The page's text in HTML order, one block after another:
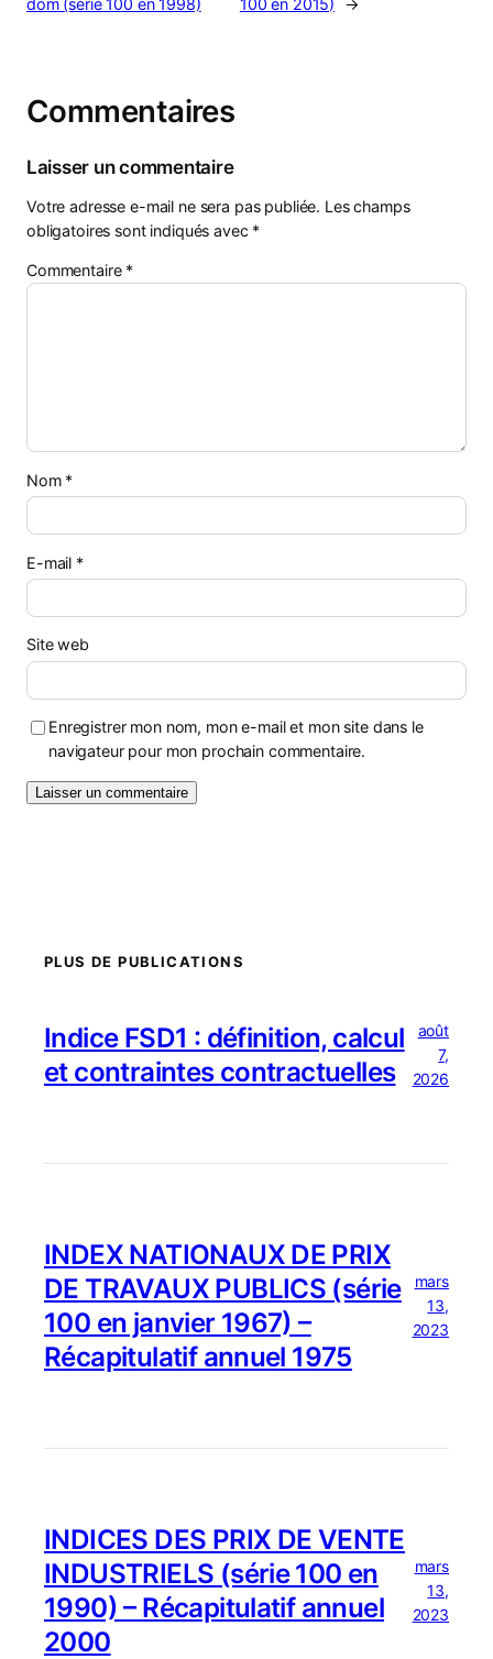
Commentaires
Laisser un commentaire
Votre adresse e-mail ne sera pas publiée. Les champs
obligatoires sont indiqués avec *
Commentaire *
Nom *
E-mail *
Site web
Enregistrer mon nom, mon e-mail et mon site dans le
navigateur pour mon prochain commentaire.
PLUS DE PUBLICATIONS
Indice FSD1 : définition, calcul
et contraintes contractuelles
août
7,
2026
INDEX NATIONAUX DE PRIX
DE TRAVAUX PUBLICS (série
100 en janvier 1967) –
Récapitulatif annuel 1975
mars
13,
2023
INDICES DES PRIX DE VENTE
INDUSTRIELS (série 100 en
1990) – Récapitulatif annuel
2000
mars
13,
2023